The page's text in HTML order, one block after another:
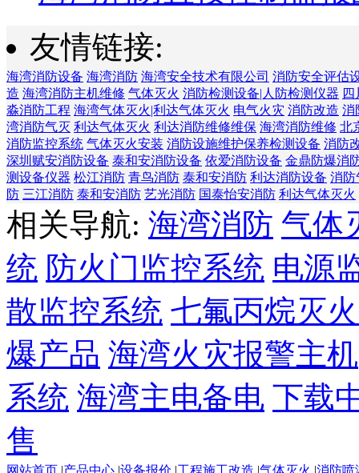
友情链接:
海湾消防设备 海湾消防 海湾安全技术有限公司 消防安全评估
造 海湾消防主机维修 气体灭火 消防检测设备|人防检测仪器
淼消防工程 海湾气体灭火|利达气体灭火 电气火灾 消防改造 消
湾消防气灭 利达气体灭火 利达消防维修维保 海湾消防维修 北
消防监控系统 气体灭火安装 消防设施维护保养检测设备 消防
深圳赋安消防设备 泰和安消防设备 依爱消防设备 金鼎防爆消
测设备仪器 松江消防 青鸟消防 泰和安消防 利达消防设备 消防
防 三江消防 泰和安消防 艺光消防 国泰怡安消防 利达气体灭火
相关导航: 海湾消防 气体
统 防火门监控系统 电源
散监控系统 七氟丙烷灭
爆产品 海湾火灾报警主机
系统 海湾主电备电 下载
售
网站首页 |产品中心 |设备报价 |工程施工改造 |气体灭火 |消防喷